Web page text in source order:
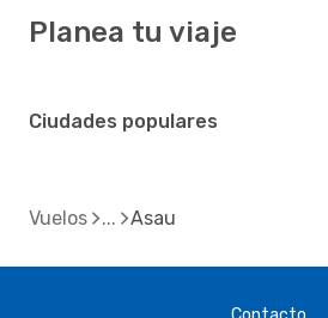
Planea tu viaje
Ciudades populares
Vuelos Asau